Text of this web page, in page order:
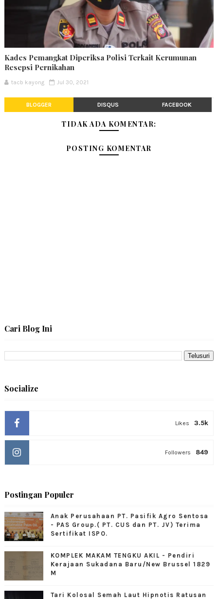
Kades Pemangkat Diperiksa Polisi Terkait Kerumunan
Resepsi Pernikahan
tacb kayong Jul 30, 2021
BLOGGER DISQUS FACEBOOK
TIDAK ADA KOMENTAR:
POSTING KOMENTAR
Cari Blog Ini
Socialize
3.5k
Likes
849
Followers
Postingan Populer
Anak Perusahaan PT. Pasifik Agro Sentosa
- PAS Group.( PT. CUS dan PT. JV) Terima
Sertifikat ISPO.
KOMPLEK MAKAM TENGKU AKIL - Pendiri
Kerajaan Sukadana Baru/New Brussel 1829
M
Tari Kolosal Semah Laut Hipnotis Ratusan